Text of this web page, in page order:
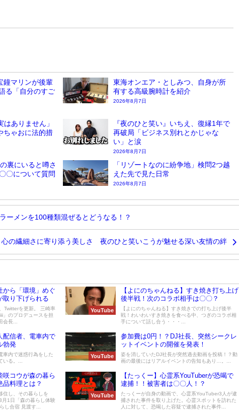
鐘マリンが後輩
る「自分のすご
東海オンエア・としみつ、自身が所
有する高級腕時計を紹介
2026年8月7日
ありません」
ちゃおに法的措
『夜のひと笑い』いちえ、復縁1年で
再破局「ビジネス別れとかじゃな
い」と涙
2026年8月7日
裏にいると噂さ
〇について質問
「リゾートなのに紛争地」検問2つ越
えた先で見た日常
2026年8月7日
ーメンを100種類混ぜるとどうなる！？
心の繊細さに寄り添う美しさ 夜のひと笑いこうが魅せる深い友情の絆
から「環境」めぐ
取り下げられる
Twitterを更新。 三崎率
」のプロデュースを担
会長...
YouTube
【よにのちゃんねる】すき焼き打ち上げ
後半戦！次のコラボ相手は〇〇？
【よにのちゃんねる】すき焼きでの打ち上げ後半
戦！わいわいすき焼きを食べる中、つぎのコラボ相
手について話し合う・・・...
配信者、電車内で
勃発
車内で迷惑行為をした
いる。...
YouTube
参加費は0円！？DJ社長、突然シークレ
ットイベントの開催を発表！
姿を消していたDJ社長が突然過去動画を投稿！？動
画の最後にはリアルイベントの告知もあり…。...
咲コウが森の暮ら
品料理とは？
住し、その暮らしを
1日「森の暮らし体験
し合宿 見渡す...
YouTube
【たっくー】心霊系YouTuberが恐喝で
逮捕！！被害者は〇〇人！？
たっくーが自身の動画で、心霊系YouTuber3人が逮
捕された事件を取り上げた。心霊スポットを訪れた
人に対して、恐喝した容疑で逮捕された事件...